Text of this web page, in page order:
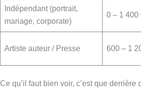
Indépendant (portrait,
mariage, corporate)
0 – 1 400
Artiste auteur / Presse 600 – 1
Ce qu’il faut bien voir, c’est que